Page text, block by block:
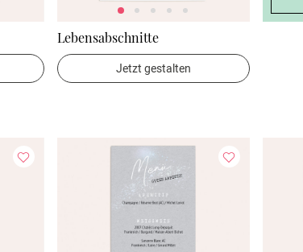
Lebensabschnitte
Jetzt gestalten